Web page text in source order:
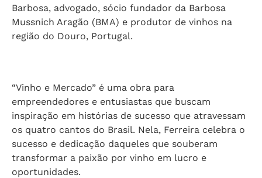
Barbosa, advogado, sócio fundador da Barbosa
Mussnich Aragão (BMA) e produtor de vinhos na
região do Douro, Portugal.
“Vinho e Mercado” é uma obra para
empreendedores e entusiastas que buscam
inspiração em histórias de sucesso que atravessam
os quatro cantos do Brasil. Nela, Ferreira celebra o
sucesso e dedicação daqueles que souberam
transformar a paixão por vinho em lucro e
oportunidades.